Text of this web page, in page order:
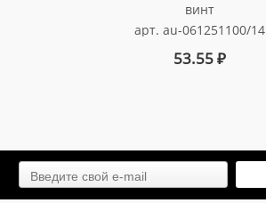
винт
арт. au-061251100/14
53.55₽